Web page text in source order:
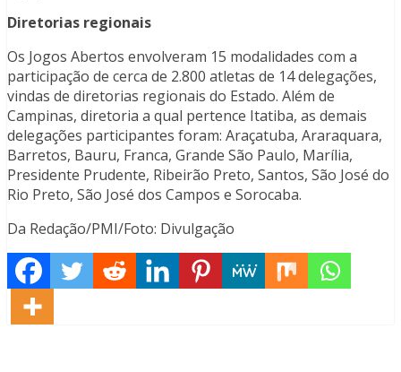
Diretorias regionais
Os Jogos Abertos envolveram 15 modalidades com a
participação de cerca de 2.800 atletas de 14 delegações,
vindas de diretorias regionais do Estado. Além de
Campinas, diretoria a qual pertence Itatiba, as demais
delegações participantes foram: Araçatuba, Araraquara,
Barretos, Bauru, Franca, Grande São Paulo, Marília,
Presidente Prudente, Ribeirão Preto, Santos, São José do
Rio Preto, São José dos Campos e Sorocaba.
Da Redação/PMI/Foto: Divulgação